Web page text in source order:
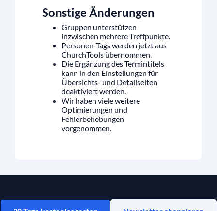
Sonstige Änderungen
Gruppen unterstützen
inzwischen mehrere Treffpunkte.
Personen-Tags werden jetzt aus
ChurchTools übernommen.
Die Ergänzung des Termintitels
kann in den Einstellungen für
Übersichts- und Detailseiten
deaktiviert werden.
Wir haben viele weitere
Optimierungen und
Fehlerbehebungen
vorgenommen.